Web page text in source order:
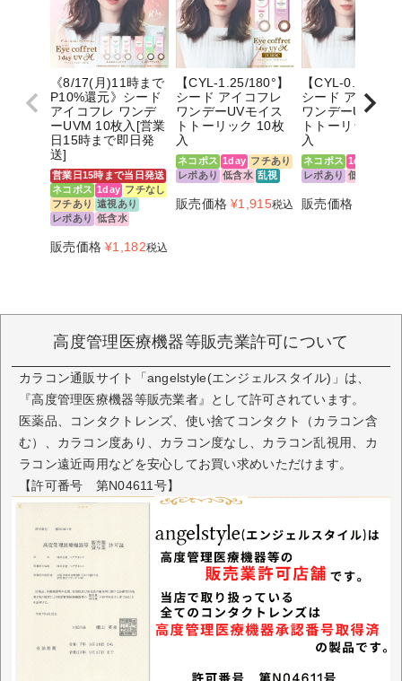
《8/17(月)11時まで
P10%還元》シード
アイコフレ ワンデ
ーUVM 10枚入[営業
日15時まで即日発
送]
営業日15時まで当日発送
ネコポス 1day フチなし
フチあり 遠視あり
レポあり 低含水
販売価格 ¥1,182税込
【CYL-1.25/180°】
シード アイコフレ
ワンデーUVモイス
トトーリック 10枚
入
ネコポス 1day フチあり
レポあり 低含水 乱視
販売価格 ¥1,915税込
【CYL-0.75/
シード アイコフ
ワンデーUVモイ
トトーリック 10
入
ネコポス 1day
レポあり 低含水
販売価格
高度管理医療機器等販売業許可について
カラコン通販サイト「angelstyle(エンジェルスタイル)」は、
『高度管理医療機器等販売業者』として許可されています。
医薬品、コンタクトレンズ、使い捨てコンタクト（カラコン含
む）、カラコン度あり、カラコン度なし、カラコン乱視用、カ
ラコン遠近両用などを安心してお買い求めいただけます。
【許可番号 第N04611号】